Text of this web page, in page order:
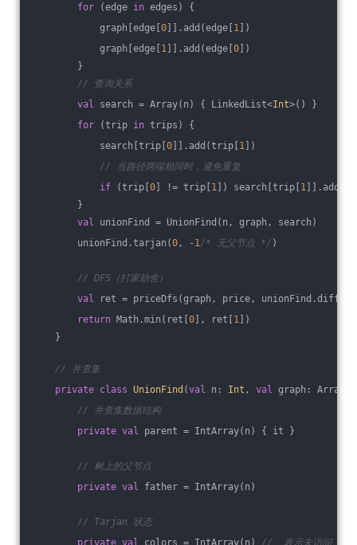
for (edge in edges) {
graph[edge[0]].add(edge[1 ])
graph[edge[1 ]].add(edge[0])
}
// 查询关系
val
search = Array(n) { LinkedList<Int>() }
for (trip in trips) {
search[trip[0]].add(trip[1 ])
// 当路径两端相同时，避免重复
if (trip[0] != trip[1 ]) search[trip[1
}
val
unionFind = UnionFind(n, graph, search)
unionFind.tarjan(0 , - 1 /* 无父节点 */ )
// DFS（打家劫舍）
val
ret = priceDfs(graph, price, unionFind.diff,
return Math.min(ret[0], ret[1 ])
}
// 并查集
private class UnionFind (val n: Int , val
graph:
// 并查集数据结构
private val parent = IntArray(n) { it }
// 树上的父节点
private val father = IntArray(n)
// Tarjan 状态
private val colors = IntArray(n) //  表示未访问、1